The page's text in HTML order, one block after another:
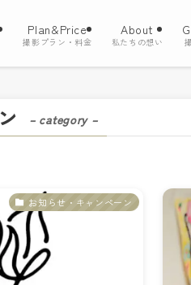
Plan&Price
撮影プラン・料金
About
私たちの想い
– category –
お知らせ・キャンペーン